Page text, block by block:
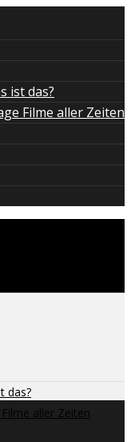
ist das?
Filme aller Zeiten
das?
aller Zeiten